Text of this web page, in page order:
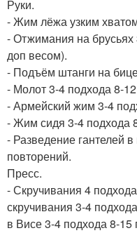
Руки.
- Жим лёжа узким
- Отжимания на брусьях
доп весом).
- Подъём штанги на
- Молот 3-4 подхода 8-
- Армейский жим 3-4
- Жим сидя 3-4 подхода
- Разведение гантелей
повторений.
Пресс.
- Скручивания 4
скручивания 3-4
в Висе 3-4 подхода 8-15